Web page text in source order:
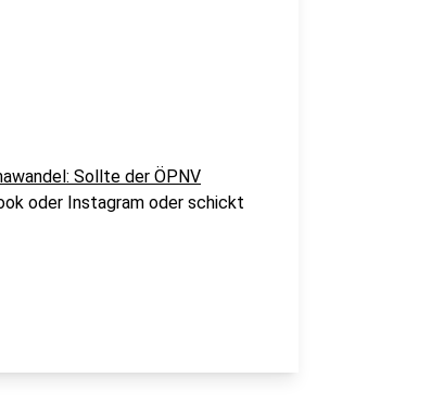
Sollte der ÖPNV
oder Instagram oder schickt